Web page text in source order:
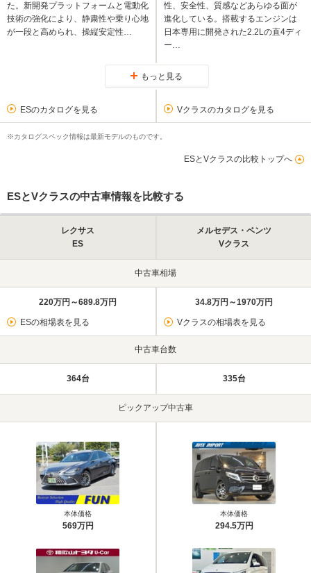
た。新開発プラットフォームと電動化
技術の強化により、静粛性や乗り心地
が一段と高められ、操縦安定性…
性、安全性、質感などあらゆる面が
進化している。搭載するエンジンは
日本専用に開発された2.2Lの直4ディ
ー…
もっと見る
ESのカタログを見る Vクラスのカタログを見る
※カタログスペック情報は最新モデルのものです。
ESとVクラスの比較トップへ
ESとVクラスの中古車情報を比較する
レクサス
ES
メルセデス・ベンツ
Vクラス
中古車相場
220万円～689.8万円
ESの相場表を見る
34.8万円～1970万円
Vクラスの相場表を見る
中古車台数
364台 335台
ピックアップ中古車
本体価格
569万円
本体価格
294.5万円